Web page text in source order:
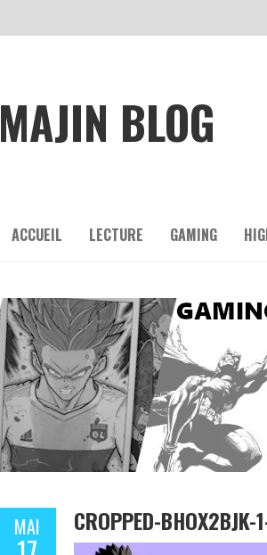
MAJIN BLOG
ACCUEIL LECTURE GAMING
MAI CROPPED-BHOX2BJK-